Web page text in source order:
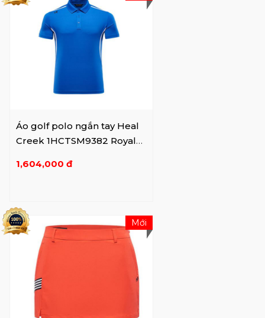
Áo golf polo ngắn tay Heal
Creek 1HCTSM9382 Royal
1,604,000 đ
Mới